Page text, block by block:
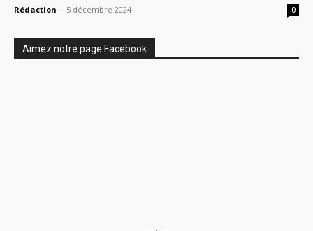
Rédaction - 5 décembre 2024 0
Aimez notre page Facebook